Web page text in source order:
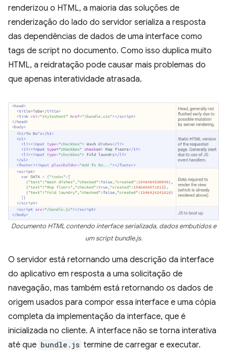
renderizou o HTML, a maioria das soluções de
renderização do lado do servidor serializa a resposta
das dependências de dados de uma interface como
tags de script no documento. Como isso duplica muito
HTML, a reidratação pode causar mais problemas do
que apenas interatividade atrasada.
Documento HTML contendo interface serializada, dados embutidos e
um script bundle.js.
O servidor está retornando uma descrição da interface
do aplicativo em resposta a uma solicitação de
navegação, mas também está retornando os dados de
origem usados para compor essa interface e uma cópia
completa da implementação da interface, que é
inicializada no cliente. A interface não se torna interativa
até que bundle.js termine de carregar e executar.